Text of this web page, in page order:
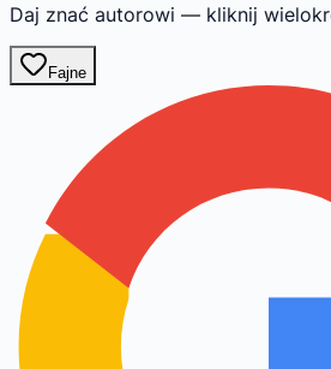
Daj znać autorowi — kliknij
Fajne